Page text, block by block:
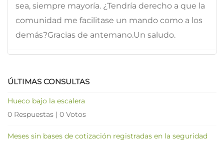
sea, siempre mayoría. ¿Tendría derecho a que la
comunidad me facilitase un mando como a los
demás?Gracias de antemano.Un saludo.
ÚLTIMAS CONSULTAS
Hueco bajo la escalera
0 Respuestas | 0 Votos
Meses sin bases de cotización registradas en la seguridad